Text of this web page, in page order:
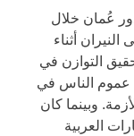
عُمان خلال
أثناء
التوازن في
عموم الناس في
وبينما كان
العربية